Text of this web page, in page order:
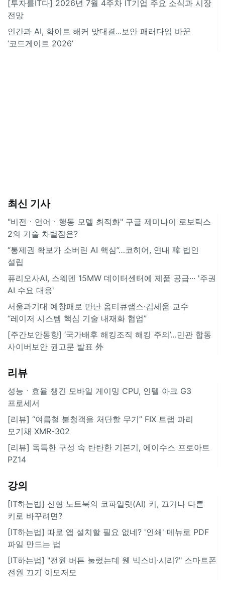
[투자를IT다] 2026년 7월 4주차 IT기업 주요 소식과 시장
전망
인간과 AI, 화이트 해커 맞대결...보안 패러다임 바꾼
‘코드게이트 2026’
최신 기사
"비전ㆍ언어ㆍ행동 모델 최적화" 구글 제미나이 로보틱스
2의 기술 차별점은?
“통제권 확보가 소버린 AI 핵심”…코히어, 연내 韓 법인
설립
퓨리오사AI, 스웨덴 15MW 데이터센터에 제품 공급··· '주권
AI 수요 대응'
서울과기대 예창패로 만난 옵티큐랩스·김세움 교수
“레이저 시스템 핵심 기술 내재화 협업”
[주간보안동향] ‘국가배후 해킹조직 해킹 주의’…민관 합동
사이버보안 권고문 발표 外
리뷰
성능ㆍ효율 챙긴 모바일 게이밍 CPU, 인텔 아크 G3
프로세서
[리뷰] “여름철 불청객을 처단할 무기” FIX 트랩 파리
모기채 XMR-302
[리뷰] 독특한 구성 속 탄탄한 기본기, 에이수스 프로아트
PZ14
강의
[IT하는법] 신형 노트북의 코파일럿(AI) 키, 끄거나 다른
키로 바꾸려면?
[IT하는법] 따로 앱 설치할 필요 없네? '인쇄' 메뉴로 PDF
파일 만드는 법
[IT하는법] "전원 버튼 눌렀는데 웬 빅스비·시리?" 스마트폰
전원 끄기 이모저모